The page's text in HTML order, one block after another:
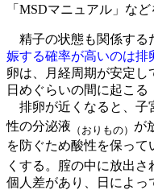
「MSDマニュアル」な
精子の状態も関係する
娠する確率が高いのは排
卵は、月経周期が安定し
日めぐらいの間に起こる
排卵が近くなると、子
性の分泌液 （おりもの） が
を防ぐため酸性を保って
くする。腟の中に放出さ
個人差があり、日によっ